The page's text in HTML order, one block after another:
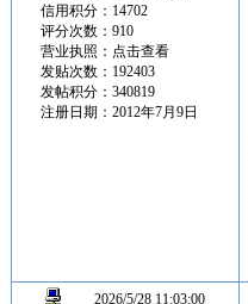
信用积分：14702
评分次数：910
营业执照： 点击查看
发贴次数：192403
发帖积分：340819
注册日期：2012年7月9日
2026/5/28 11:03:00